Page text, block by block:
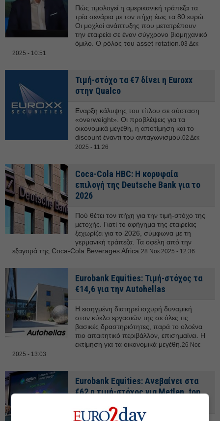
Πώς τιμολογεί η αμερικανική τράπεζα τα
τρία σενάρια με τον πήχη έως τα 80 ευρώ.
Οι μοχλοί ανάπτυξης που μετατρέπουν
την εταιρεία σε έναν σύγχρονο βιομηχανικό
όμιλο. Ο ρόλος του asset rotation.03 Δεκ
2025 - 10:51
Τιμή-στόχο τα €7 δίνει η Euroxx
στην Qualco
Εναρξη κάλυψης του τίτλου σε σύσταση
«overweight». Οι προβλέψεις για τα
οικονομικά μεγέθη, η αποτίμηση και το
discount έναντι του ανταγωνισμού.02 Δεκ
2025 - 11:26
Coca-Cola HBC: Η κορυφαία
επιλογή της Deutsche Bank για το
2026
Πού θέτει τον πήχη για την τιμή-στόχο της
μετοχής. Γιατί το αφήγημα της εταιρείας
ξεχωρίζει για το 2026, σύμφωνα με τη
γερμανική τράπεζα. Τα οφέλη από την
εξαγορά της Coca-Cola Beverages Africa. 28 Νοε 2025 - 12:36
Eurobank Equities: Τιμή-στόχος τα
€14,6 για την Autohellas
Η εισηγμένη διατηρεί ισχυρή δυναμική
στον κύκλο εργασιών της σε όλες τις
βασικές δραστηριότητες, παρά το ολοένα
πιο απαιτητικό περιβάλλον, επισημαίνει. Η
εκτίμηση για τα οικονομικά μεγέθη. 26 Νοε
2025 - 13:03
Eurobank Equities: Ανεβαίνει στα
€62 η τιμή-στόχος για Metlen, top